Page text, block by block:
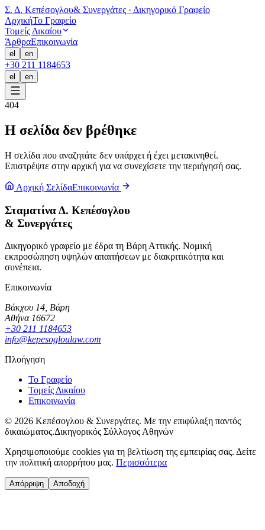
Σ. Δ. Κεπέσογλου& Συνεργάτες · Δικηγορικό Γραφείο
ΑρχικήΤο Γραφείο
Τομείς Δικαίου
ΆρθραΕπικοινωνία
el en
+30 211 1184653
el en
404
Η σελίδα δεν βρέθηκε
Η σελίδα που αναζητάτε δεν υπάρχει ή έχει μετακινηθεί.
Επιστρέψτε στην αρχική για να συνεχίσετε την περιήγησή σας.
Αρχική ΣελίδαΕπικοινωνία
Σταματίνα Δ. Κεπέσογλου
& Συνεργάτες
Δικηγορικό γραφείο με έδρα τη Βάρη Αττικής. Νομική
εκπροσώπηση υψηλών απαιτήσεων με διακριτικότητα και
συνέπεια.
Επικοινωνία
Βάκχου 14, Βάρη
Αθήνα 16672
+30 211 1184653
info@kepesogloulaw.com
Πλοήγηση
Το Γραφείο
Τομείς Δικαίου
Επικοινωνία
© 2026 Κεπέσογλου & Συνεργάτες. Με την επιφύλαξη παντός
δικαιώματος.Δικηγορικός Σύλλογος Αθηνών
Χρησιμοποιούμε cookies για τη βελτίωση της εμπειρίας σας. Δείτε
την πολιτική απορρήτου μας. Περισσότερα
Απόρριψη Αποδοχή